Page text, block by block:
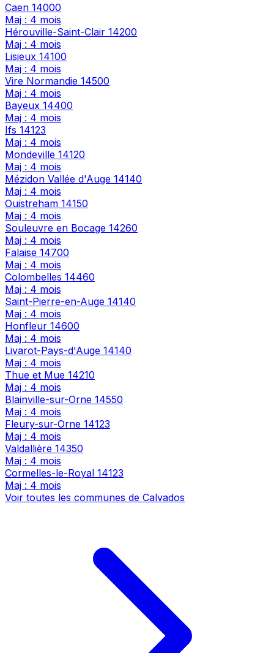
Caen 14000
Maj : 4 mois
Hérouville-Saint-Clair 14200
Maj : 4 mois
Lisieux 14100
Maj : 4 mois
Vire Normandie 14500
Maj : 4 mois
Bayeux 14400
Maj : 4 mois
Ifs 14123
Maj : 4 mois
Mondeville 14120
Maj : 4 mois
Mézidon Vallée d'Auge 14140
Maj : 4 mois
Ouistreham 14150
Maj : 4 mois
Souleuvre en Bocage 14260
Maj : 4 mois
Falaise 14700
Maj : 4 mois
Colombelles 14460
Maj : 4 mois
Saint-Pierre-en-Auge 14140
Maj : 4 mois
Honfleur 14600
Maj : 4 mois
Livarot-Pays-d'Auge 14140
Maj : 4 mois
Thue et Mue 14210
Maj : 4 mois
Blainville-sur-Orne 14550
Maj : 4 mois
Fleury-sur-Orne 14123
Maj : 4 mois
Valdallière 14350
Maj : 4 mois
Cormelles-le-Royal 14123
Maj : 4 mois
Voir toutes les communes de Calvados